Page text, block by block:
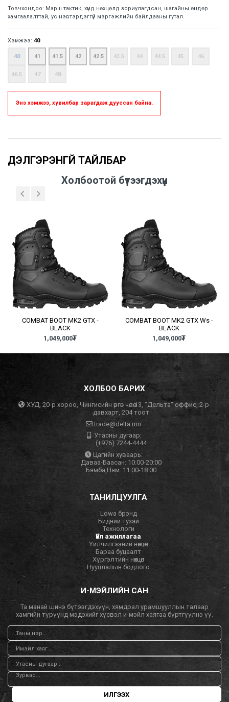
Товчхондоо: Марш тактик, хүнд нөхцөлд зориулагдсан, шагайны өндөр
хамгаалалттай, ус нэвтэрдэггүй мэргэжлийн байлдааны гутал.
Хэмжээ: 40
40 41 41.5 42 42.5 43.5 44 44.5 45 46
46.5 47 48
Энэ хэмжээ, хувилбар зарагдаж дууссан байна.
Холбоотой бүтээгдэхүүн
COMBAT BOOT MK2 GTX -
BLACK
1,049,000₮
COMBAT BOOT MK2 GTX Ws -
BLACK
1,049,000₮
ХОЛБОО БАРИХ
ХУД, 20-р хороо, Чингисийн өргөн чөлөө 13, "Дельта" оффис, 2-р
давхарт, 204 тоот
trade@delta.mn
Утасны дугаар:
(+976) 7244-4444
Цагийн хуваарь:
Даваа-Баасан: 10:00-20:00
Бямба,Ням: 11:00-18:00
ТАНИЛЦУУЛГА
Lowa брэнд
Бидний тухай
Технологи
Үйл ажиллагаа
Үйлчилгээний нөхцөл
Бараа буцаалт
Хүргэлтийн нөхцөл
Нууцлалын бодлого
И-МЭЙЛИЙН САН
Та манай шинэ бүтээгдэхүүн, хямдрал урамшууллын талаар
хамгийн түрүүнд мэдэхийг хүсвэл и-мэйл хаягаа бүртгүүлнэ үү.
ИЛГЭЭХ